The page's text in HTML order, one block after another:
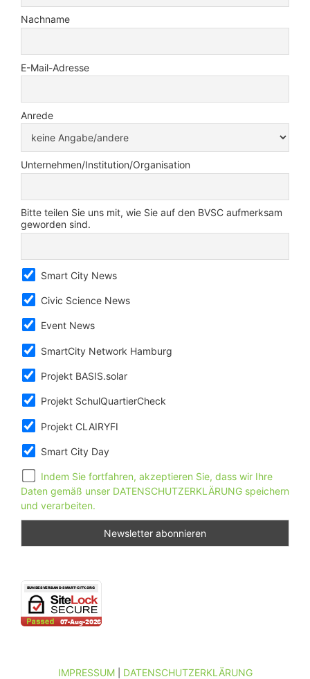
Nachname
E-Mail-Adresse
Anrede
Unternehmen/Institution/Organisation
Bitte teilen Sie uns mit, wie Sie auf den BVSC aufmerksam
geworden sind.
Smart City News
Civic Science News
Event News
SmartCity Network Hamburg
Projekt BASIS.solar
Projekt SchulQuartierCheck
Projekt CLAIRYFI
Smart City Day
Indem Sie fortfahren, akzeptieren Sie, dass wir Ihre
Daten gemäß unser DATENSCHUTZERKLÄRUNG speichern
und verarbeiten.
IMPRESSUM| DATENSCHUTZERKLÄRUNG